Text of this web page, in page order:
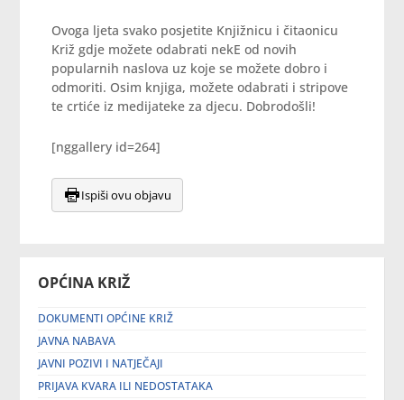
OPĆINA KRIŽ
DOKUMENTI OPĆINE KRIŽ
JAVNA NABAVA
JAVNI POZIVI I NATJEČAJI
PRIJAVA KVARA ILI NEDOSTATAKA
Ovoga ljeta svako posjetite Knjižnicu i čitaonicu
Križ gdje možete odabrati nekE od novih
popularnih naslova uz koje se možete dobro i
odmoriti. Osim knjiga, možete odabrati i stripove
te crtiće iz medijateke za djecu. Dobrodošli!
[nggallery id=264]
Ispiši ovu objavu